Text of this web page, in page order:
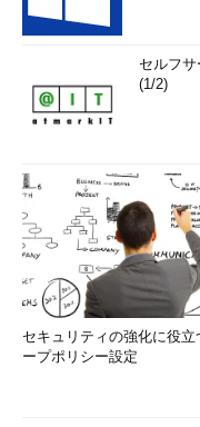
セルフ
(1/2)
セキュリティの強化に役立
ープポリシー設定